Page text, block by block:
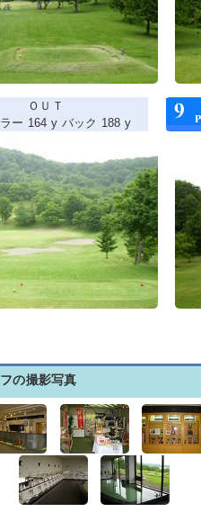
ＯＵＴ
ー 164 y バック 188 y
の撮影写真